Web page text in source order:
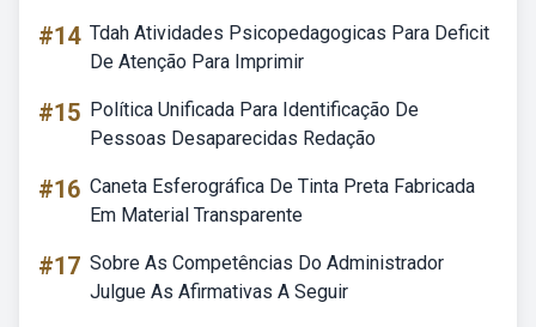
#14 Tdah Atividades Psicopedagogicas Para Deficit
De Atenção Para Imprimir
#15 Política Unificada Para Identificação De
Pessoas Desaparecidas Redação
#16 Caneta Esferográfica De Tinta Preta Fabricada
Em Material Transparente
#17 Sobre As Competências Do Administrador
Julgue As Afirmativas A Seguir